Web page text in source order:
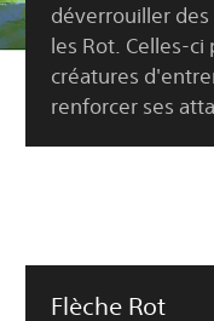
déverrouiller des
les Rot. Celles-
créatures
renforcer ses
Flèche Rot